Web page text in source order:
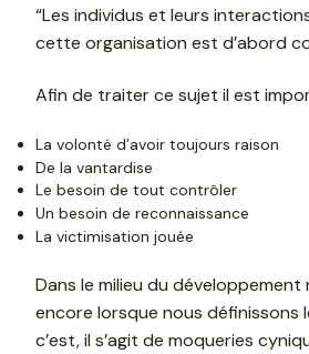
“Les individus et leurs
cette organisation est d’abord
Afin de traiter ce sujet il est
La volonté d’avoir toujours raison
De la vantardise
Le besoin de tout contrôler
Un besoin de reconnaissance
La victimisation jouée
Dans le milieu du
encore lorsque nous définissons
c’est, il s’agit de moqueries